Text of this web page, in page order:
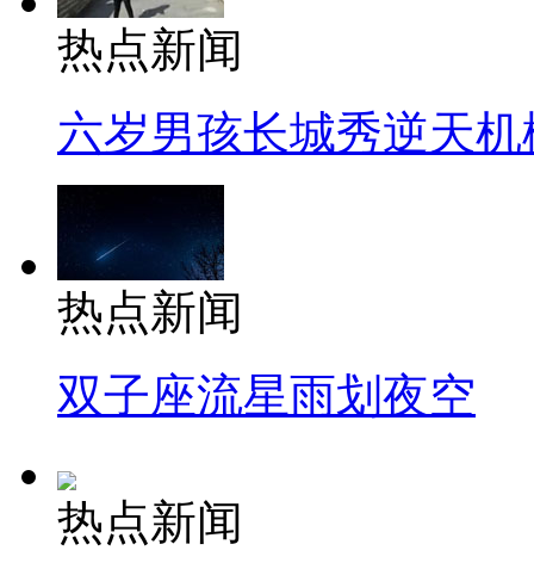
热点新闻
六岁男孩长城秀逆天机
热点新闻
双子座流星雨划夜空
热点新闻